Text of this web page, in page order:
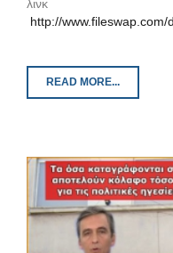
λινκ
http://
READ MORE...